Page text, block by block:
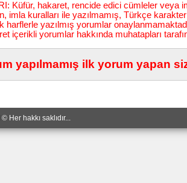
Küfür, hakaret, rencide edici cümleler veya
imla kuralları ile yazılmamış, Türkçe
harflerle yazılmış yorumlar
içerikli yorumlar hakkında muhatapları
yapılmamış ilk yorum yapan
Her hakkı saklıdır...